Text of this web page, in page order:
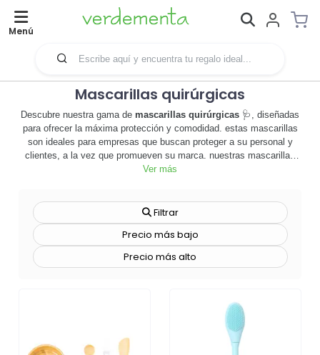
Menú
Mascarillas quirúrgicas
Descubre nuestra gama de mascarillas quirúrgicas 🩺, diseñadas
para ofrecer la máxima protección y comodidad. estas mascarillas
son ideales para empresas que buscan proteger a su personal y
clientes, a la vez que promueven su marca. nuestras mascarillas
, lo que significa que puedes añadir el logotipo
durabilidad y eficacia. son fáciles de usar, cómodas y seguras, lo
que las convierte en una opción excelente para cualquier entorno
laboral. no sólo protegen, sino que también sirven como una potente
herramienta de
🎯. aprovecha la oportunidad de
destacar y mostrar tu compromiso con la salud y seguridad de
Ver más
Filtrar
Precio más bajo
Precio más alto